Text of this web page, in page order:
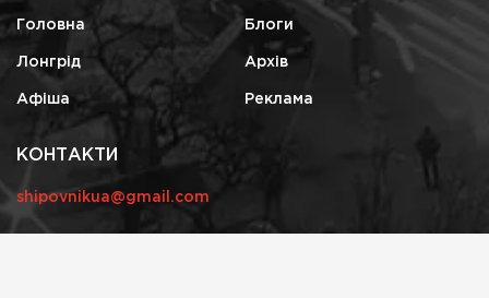
Головна Блоги
Лонгрід Архів
Афіша Реклама
КОНТАКТИ
shipovnikua@gmail.com